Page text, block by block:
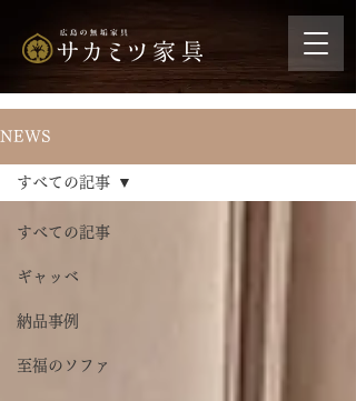
NEWS
すべての記事
ギャッベ
納品事例
至福のソファ
すべての記事